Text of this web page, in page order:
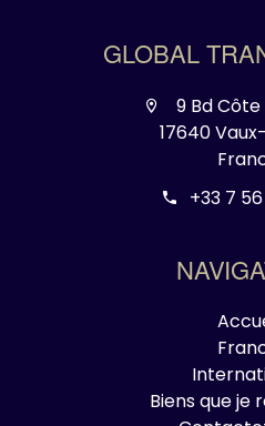
GLOBAL
9 Bd
17640
+33 7
Biens que je